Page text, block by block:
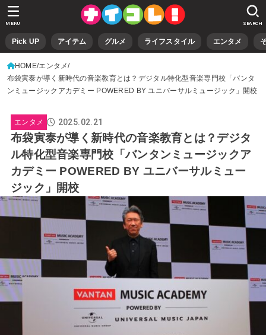
Pick UP アイテム グルメ ライフスタイル エンタメ
SEARCH
MENU
HOME エンタメ
布袋寅泰が導く新時代の音楽教育とは？デジタル特化型音楽専門校「バンタ
ンミュージックアカデミー POWERED BY ユニバーサルミュージック」開校
エンタメ 2025.02.21
布袋寅泰が導く新時代の音楽教育とは？デジタ
ル特化型音楽専門校「バンタンミュージックア
カデミー POWERED BY ユニバーサルミュー
ジック」開校